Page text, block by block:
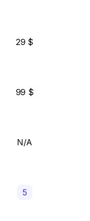
29 $
99 $
N/A
5